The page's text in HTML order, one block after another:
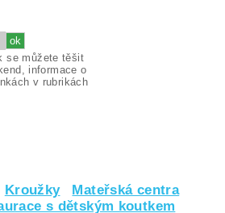
se můžete těšit
informace o
v rubrikách
Kroužky
Mateřská centra
s dětským koutkem